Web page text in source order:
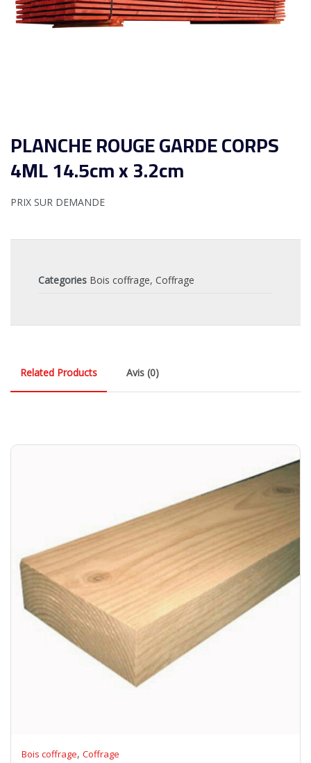
PLANCHE ROUGE GARDE CORPS
4ML 14.5cm x 3.2cm
PRIX SUR DEMANDE
Categories Bois coffrage, Coffrage
Related Products Avis (0)
Bois coffrage, Coffrage